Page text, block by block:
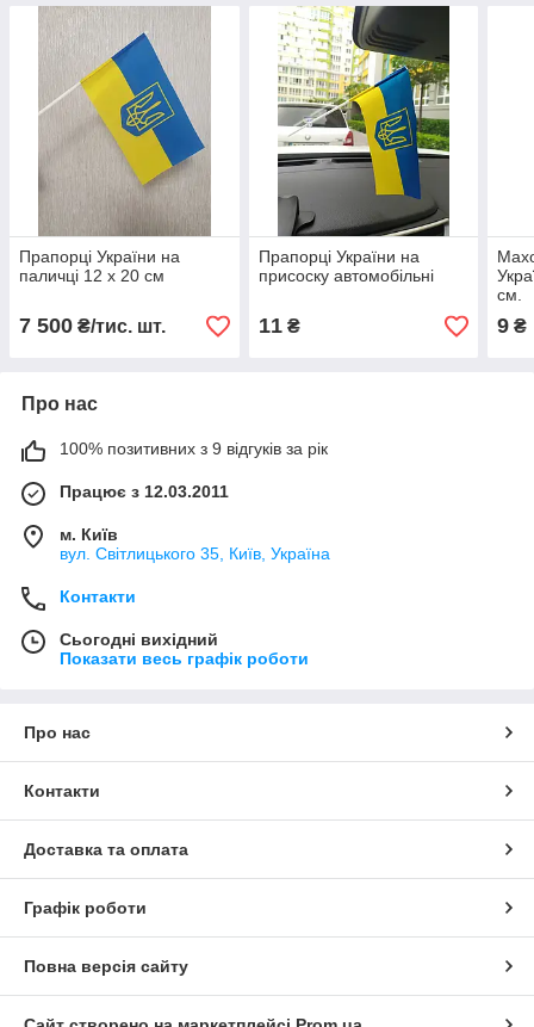
Прапорці України на
паличці 12 х 20 см
7 500 ₴/тис. шт.
Прапорці України на
присоску автомобільні
11₴
см.
9 ₴
Про нас
100% позитивних з 9 відгуків за рік
Працює з 12.03.2011
м. Київ
вул. Світлицького 35, Київ, Україна
Контакти
Сьогодні вихідний
Показати весь графік роботи
Про нас
Контакти
Доставка та оплата
Графік роботи
Повна версія сайту